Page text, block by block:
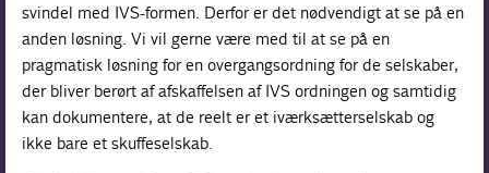
svindel med IVS-formen. Derfor er det nødvendigt at se på en
anden løsning. Vi vil gerne være med til at se på en
pragmatisk løsning for en overgangsordning for de selskaber,
der bliver berørt af afskaffelsen af IVS ordningen og samtidig
kan dokumentere, at de reelt er et iværksætterselskab og
ikke bare et skuffeselskab.